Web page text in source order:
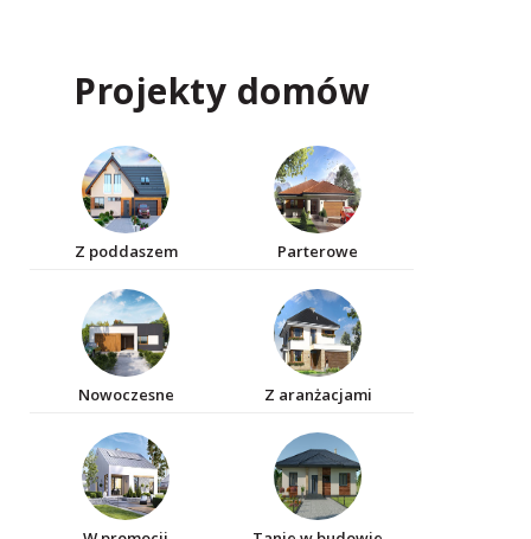
Projekty domów
Z poddaszem Parterowe
Nowoczesne Z aranżacjami